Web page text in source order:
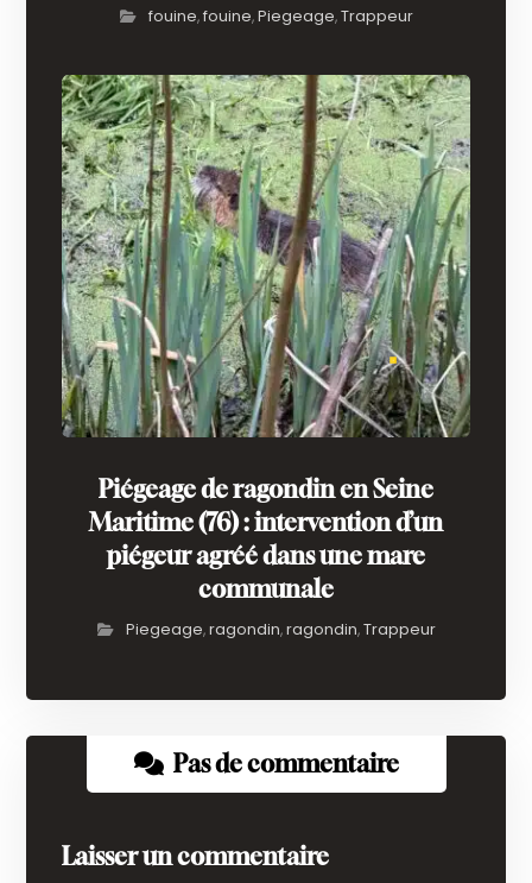
fouine,fouine,Piegeage,Trappeur
Piégeage de ragondin en Seine
Maritime (76) : intervention d’un
piégeur agréé dans une mare
communale
Piegeage,ragondin,ragondin,Trappeur
Pas de commentaire
Laisser un commentaire